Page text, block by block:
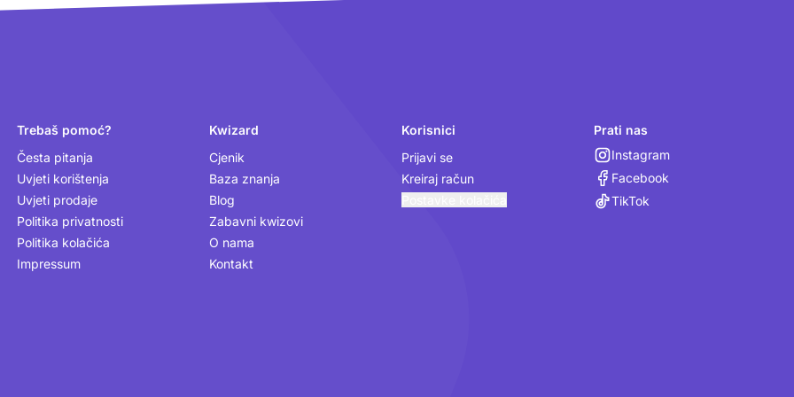
Trebaš pomoć?
Česta pitanja
Uvjeti korištenja
Uvjeti prodaje
Politika privatnosti
Politika kolačića
Impressum
Kwizard
Cjenik
Baza znanja
Blog
Zabavni kwizovi
O nama
Kontakt
Korisnici
Prijavi se
Kreiraj račun
Prati nas
Instagram
Facebook
TikTok